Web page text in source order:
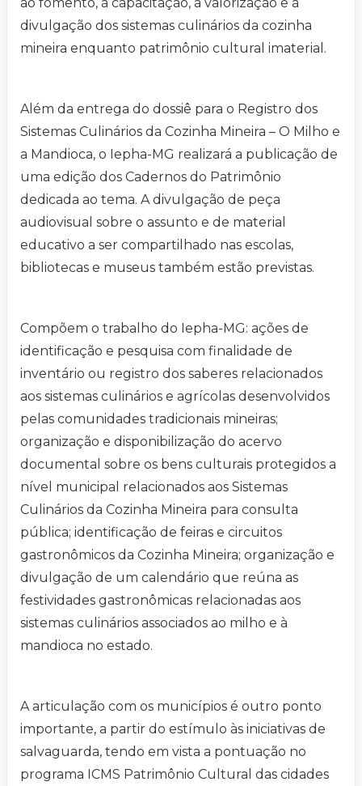
ao fomento, à capacitação, à valorização e à
divulgação dos sistemas culinários da cozinha
mineira enquanto patrimônio cultural imaterial.
Além da entrega do dossiê para o Registro dos
Sistemas Culinários da Cozinha Mineira – O Milho e
a Mandioca, o Iepha-MG realizará a publicação de
uma edição dos Cadernos do Patrimônio
dedicada ao tema. A divulgação de peça
audiovisual sobre o assunto e de material
educativo a ser compartilhado nas escolas,
bibliotecas e museus também estão previstas.
Compõem o trabalho do Iepha-MG: ações de
identificação e pesquisa com finalidade de
inventário ou registro dos saberes relacionados
aos sistemas culinários e agrícolas desenvolvidos
pelas comunidades tradicionais mineiras;
organização e disponibilização do acervo
documental sobre os bens culturais protegidos a
nível municipal relacionados aos Sistemas
Culinários da Cozinha Mineira para consulta
pública; identificação de feiras e circuitos
gastronômicos da Cozinha Mineira; organização e
divulgação de um calendário que reúna as
festividades gastronômicas relacionadas aos
sistemas culinários associados ao milho e à
mandioca no estado.
A articulação com os municípios é outro ponto
importante, a partir do estímulo às iniciativas de
salvaguarda, tendo em vista a pontuação no
programa ICMS Patrimônio Cultural das cidades